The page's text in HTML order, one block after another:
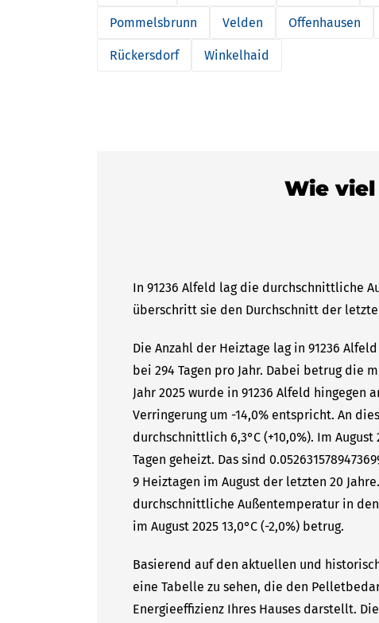
Pommelsbrunn Velden Offenhausen
Rückersdorf Winkelhaid
Wie viel
In 91236 Alfeld lag die durchschnittliche
überschritt sie den Durchschnitt der
Die Anzahl der Heiztage lag in 91236
bei 294 Tagen pro Jahr. Dabei betrug die
Jahr 2025 wurde in 91236 Alfeld hingegen
Verringerung um -14,0% entspricht. An
durchschnittlich 6,3°C (+10,0%). Im
Tagen geheizt. Das sind
9 Heiztagen im August der letzten 20
durchschnittliche Außentemperatur in den
im August 2025 13,0°C (-2,0%) betrug.
Basierend auf den aktuellen und
eine Tabelle zu sehen, die den
Energieeffizienz Ihres Hauses darstellt.